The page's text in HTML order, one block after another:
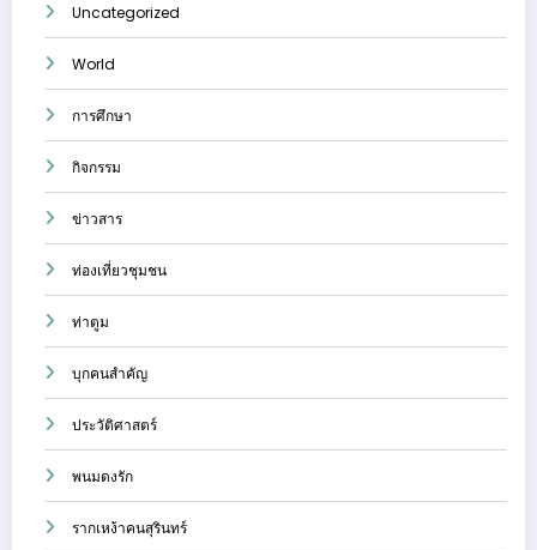
Uncategorized
World
การศึกษา
กิจกรรม
ข่าวสาร
ท่องเที่ยวชุมชน
ท่าตูม
บุกคนสำคัญ
ประวัติศาสตร์
พนมดงรัก
รากเหง้าคนสุรินทร์